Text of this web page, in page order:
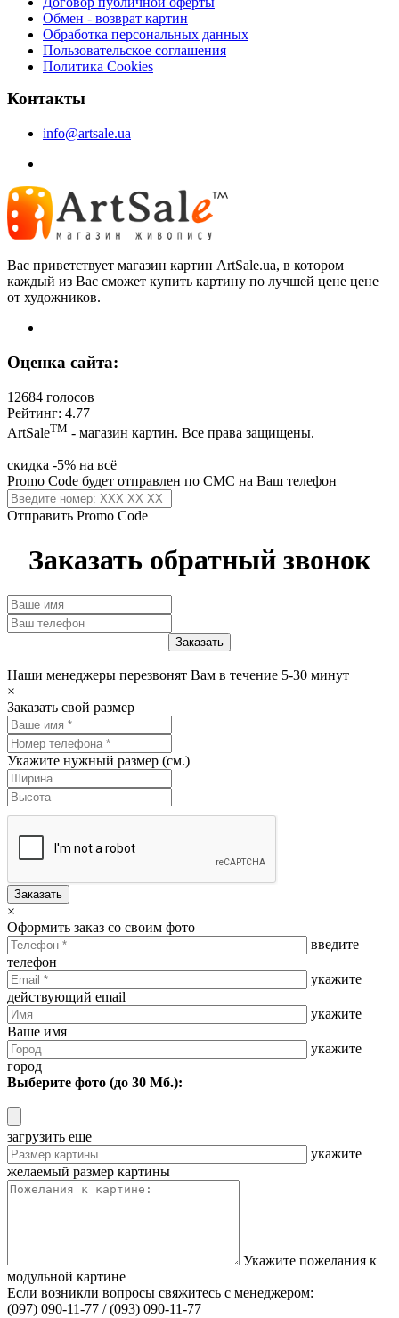
Обмен - возврат картин
Обработка персональных данных
Пользовательское соглашения
Политика Cookies
Контакты
info@artsale.ua
Вас приветствует магазин картин ArtSale.ua, в котором
каждый из Вас сможет купить картину по лучшей цене цене
от художников.
Оценка сайта:
12684 голосов
Рейтинг: 4.77
ArtSaleТМ - магазин картин. Все права защищены.
скидка -5% на всё
Promo Code будет отправлен по СМС на Ваш телефон
Отправить Promo Code
Заказать обратный звонок
Наши менеджеры перезвонят Вам в течение 5-30 минут
×
Заказать свой размер
Укажите нужный размер (см.)
Заказать
×
Оформить заказ со своим фото
введите
телефон
укажите
действующий email
укажите
Ваше имя
укажите
город
Выберите фото (до 30 Мб.):
загрузить еще
укажите
желаемый размер картины
Укажите пожелания к
модульной картине
Если возникли вопросы свяжитесь с менеджером:
(097) 090-11-77 /(093) 090-11-77